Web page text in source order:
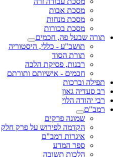
מסכת אבות
מסכת מנחות
מסכת בכורות
תורה שבעל פה, חכמים
תושב"ע - כללי, היסטוריה
תורת הסוד
רבנות, פסיקת הלכה
חכמים - אישיותם ותורתם
תפילה וברכות
רב סעדיה גאון
רבי יהודה הלוי
רמב"ם
שמונה פרקים
הקדמה לפירוש על פרק חלק
איגרות רמב"ם
ספר המדע
הלכות תשובה